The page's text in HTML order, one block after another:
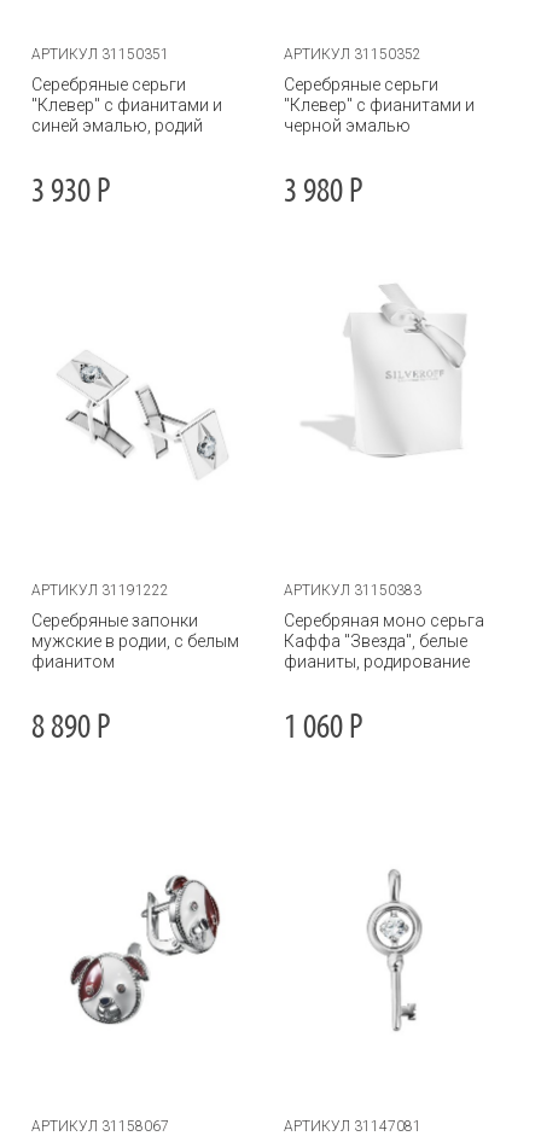
АРТИКУЛ 31150351
Серебряные серьги
"Клевер" с фианитами и
синей эмалью, родий
3 930 Р
АРТИКУЛ 31150352
Серебряные серьги
"Клевер" с фианитами и
черной эмалью
3 980 Р
АРТИКУЛ 31191222
Серебряные запонки
мужские в родии, с белым
фианитом
8 890 Р
АРТИКУЛ 31150383
Серебряная моно серьга
Каффа "Звезда", белые
фианиты, родирование
1 060 Р
АРТИКУЛ 31158067 АРТИКУЛ 31147081